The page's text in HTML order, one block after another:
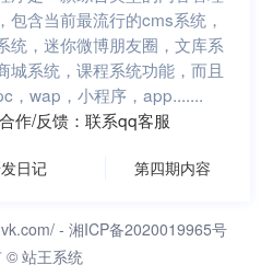
包含当前最流行的cms系统，
统，迷你微博朋友圈，文库系
城系统，课程系统功能，而且
，wap，小程序，app.......
作/反馈：联系qq客服
日记 第四期内容
- 湘ICP备2020019965号
© 站王系统